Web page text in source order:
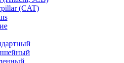
(CAT)